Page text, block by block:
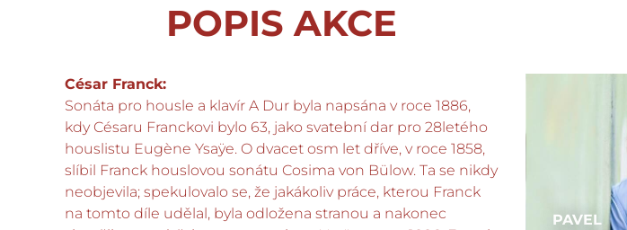
POPIS AKCE
César Franck:
Sonáta pro housle a klavír A Dur byla napsána v roce 1886,
kdy Césaru Franckovi bylo 63, jako svatební dar pro 28letého
houslistu Eugène Ysaÿe. O dvacet osm let dříve, v roce 1858,
slíbil Franck houslovou sonátu Cosima von Bülow. Ta se nikdy
neobjevila; spekulovalo se, že jakákoliv práce, kterou Franck
na tomto díle udělal, byla odložena stranou a nakonec
PAVEL